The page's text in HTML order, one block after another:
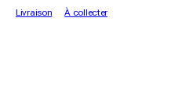
Livraison À collecter